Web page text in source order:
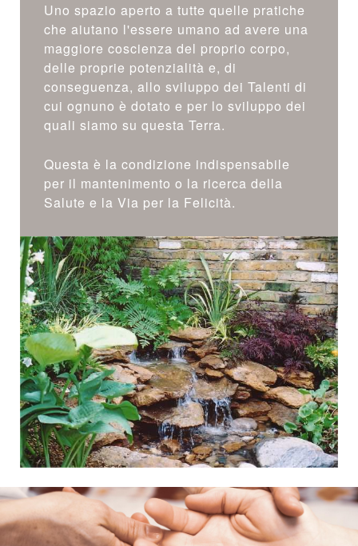
Uno spazio aperto a tutte quelle pratiche
che aiutano l'essere umano ad avere una
maggiore coscienza del proprio corpo,
delle proprie potenzialità e, di
conseguenza, allo sviluppo dei Talenti di
cui ognuno è dotato e per lo sviluppo dei
quali siamo su questa Terra.
Questa è la condizione indispensabile
per il mantenimento o la ricerca della
Salute e la Via per la Felicità.